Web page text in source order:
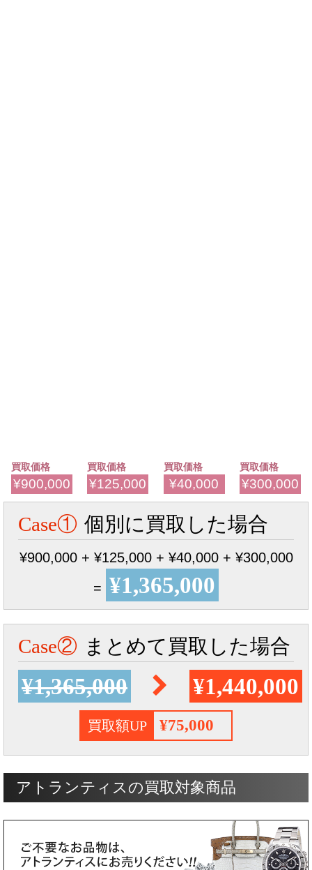
買取価格
¥900,000
買取価格
¥125,000
買取価格
¥40,000
買取価格
¥300,000
Case① 個別に買取した場合
¥900,000 + ¥125,000 + ¥40,000 + ¥300,000
= ¥1,365,000
Case② まとめて買取した場合
¥1,365,000 ¥1,440,000
買取額UP ¥75,000
アトランティスの買取対象商品